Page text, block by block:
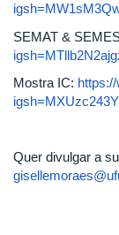
SEMAT &
Mostra IC:
Quer divulgar a